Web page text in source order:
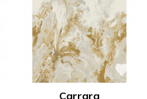
Carrara